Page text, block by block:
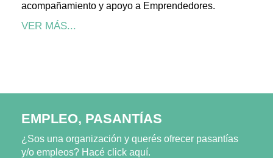
acompañamiento y apoyo a Emprendedores.
VER MÁS...
EMPLEO, PASANTÍAS
¿Sos una organización y querés ofrecer pasantías
y/o empleos? Hacé click aquí.